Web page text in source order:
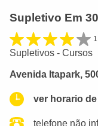
Supletivo Em
Supletivos - Cursos
Avenida Itapark,
ver horario
telefone não